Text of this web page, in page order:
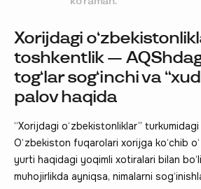
Xorijdagi
toshkentlik —
tog‘lar sog‘inchi va
palov haqida
“Xorijdagi o‘zbekistonliklar”
O‘zbekiston fuqarolari xorijga ko‘chib
yurti haqidagi yoqimli xotiralari bilan
muhojirlikda ayniqsa, nimalarni